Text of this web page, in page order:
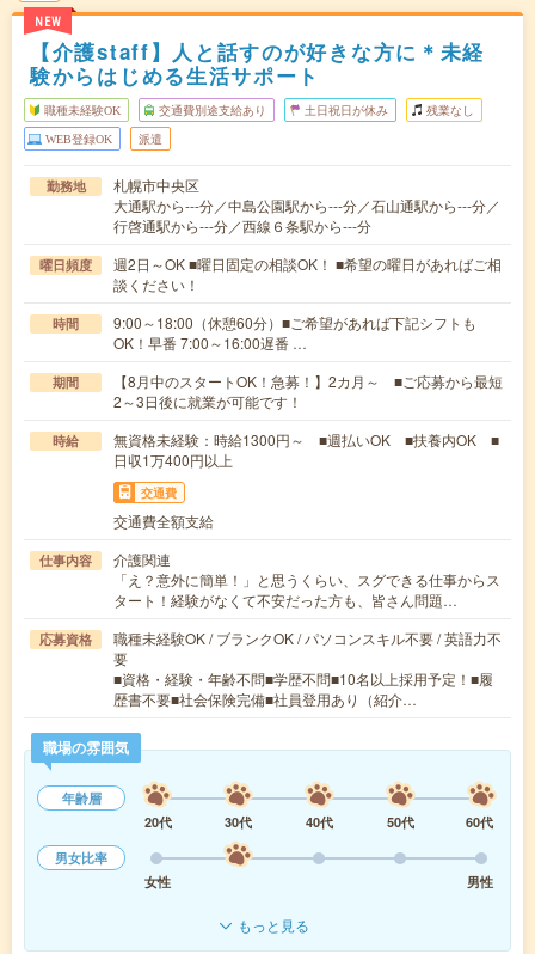
NEW
【介護staff】人と話すのが好きな方に＊未経
験からはじめる生活サポート
職種未経験OK 交通費別途支給あり 土日祝日が休み 残業なし
WEB登録OK 派遣
勤務地
札幌市中央区
大通駅から---分／中島公園駅から---分／石山通駅から---分／
行啓通駅から---分／西線６条駅から---分
曜日頻度
週2日～OK ■曜日固定の相談OK！ ■希望の曜日があればご相
談ください！
時間
9:00～18:00（休憩60分）■ご希望があれば下記シフトも
OK！早番 7:00～16:00遅番 …
期間
【8月中のスタートOK！急募！】2カ月～ ■ご応募から最短
2～3日後に就業が可能です！
時給
無資格未経験：時給1300円～ ■週払いOK ■扶養内OK ■
日収1万400円以上
交通費
交通費全額支給
仕事内容
介護関連
「え？意外に簡単！」と思うくらい、スグできる仕事からス
タート！経験がなくて不安だった方も、皆さん問題…
応募資格
職種未経験OK / ブランクOK / パソコンスキル不要 / 英語力不
要
■資格・経験・年齢不問■学歴不問■10名以上採用予定！■履
歴書不要■社会保険完備■社員登用あり（紹介…
職場の雰囲気
年齢層
20代
30代 40代 50代
60代
男女比率
女性
男性
もっと見る